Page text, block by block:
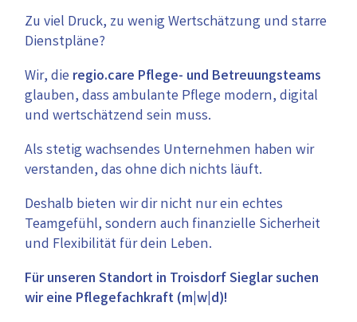
Zu viel Druck, zu wenig Wertschätzung und starre
Dienstpläne?
Wir, die regio.care Pflege- und Betreuungsteams
glauben, dass ambulante Pflege modern, digital
und wertschätzend sein muss.
Als stetig wachsendes Unternehmen haben wir
verstanden, das ohne dich nichts läuft.
Deshalb bieten wir dir nicht nur ein echtes
Teamgefühl, sondern auch finanzielle Sicherheit
und Flexibilität für dein Leben.
Für unseren Standort in Troisdorf Sieglar suchen
wir eine Pflegefachkraft (m|w|d)!